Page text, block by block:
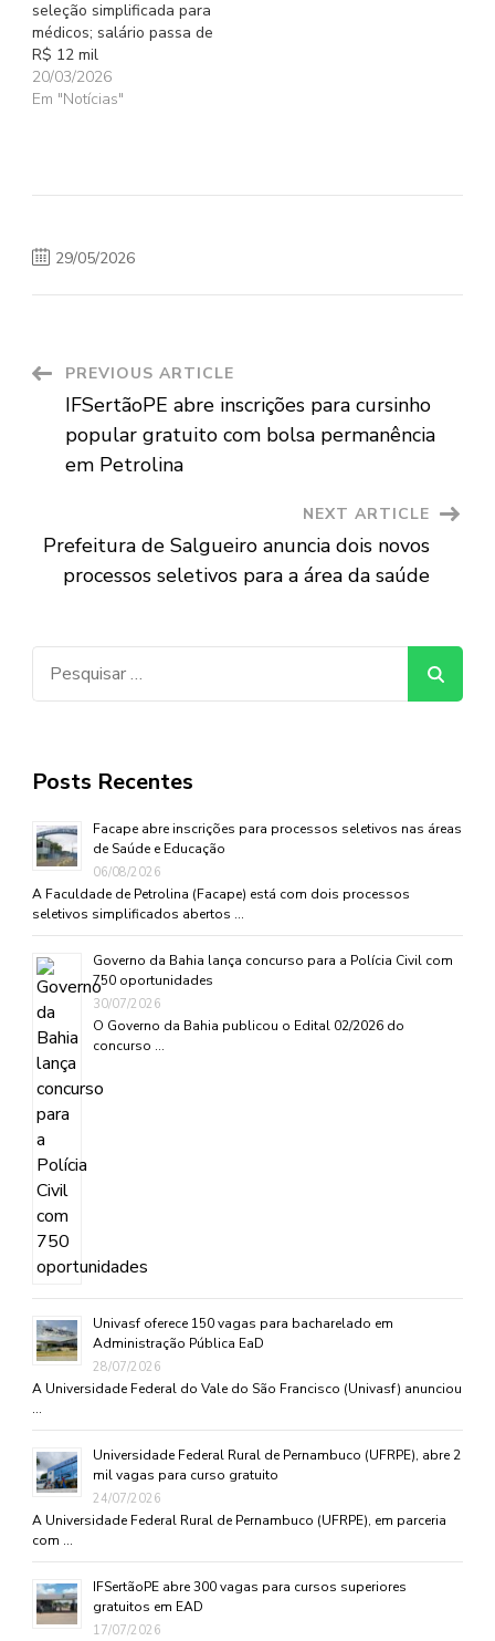
seleção simplificada para
médicos; salário passa de
R$ 12 mil
20/03/2026
Em "Notícias"
29/05/2026
Post
Navigation
PREVIOUS ARTICLE
IFSertãoPE abre inscrições para cursinho
popular gratuito com bolsa permanência
em Petrolina
NEXT ARTICLE
Prefeitura de Salgueiro anuncia dois novos
processos seletivos para a área da saúde
Posts Recentes
Facape abre inscrições para processos seletivos nas áreas
de Saúde e Educação
06/08/2026
A Faculdade de Petrolina (Facape) está com dois processos
seletivos simplificados abertos …
Governo da Bahia lança concurso para a Polícia Civil com
750 oportunidades
30/07/2026
O Governo da Bahia publicou o Edital 02/2026 do
concurso …
Univasf oferece 150 vagas para bacharelado em
Administração Pública EaD
28/07/2026
A Universidade Federal do Vale do São Francisco (Univasf) anunciou
…
Universidade Federal Rural de Pernambuco (UFRPE), abre 2
mil vagas para curso gratuito
24/07/2026
A Universidade Federal Rural de Pernambuco (UFRPE), em parceria
com …
IFSertãoPE abre 300 vagas para cursos superiores
gratuitos em EAD
17/07/2026